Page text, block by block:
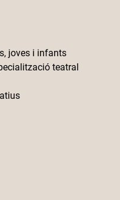
joves i infants
teatral